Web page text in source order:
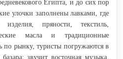
Египта, и до сих пор
улочки заполнены лавками, где
пряности, текстиль,
масла и традиционные
по рынку, туристы погружаются в
звучит восточная музыка,